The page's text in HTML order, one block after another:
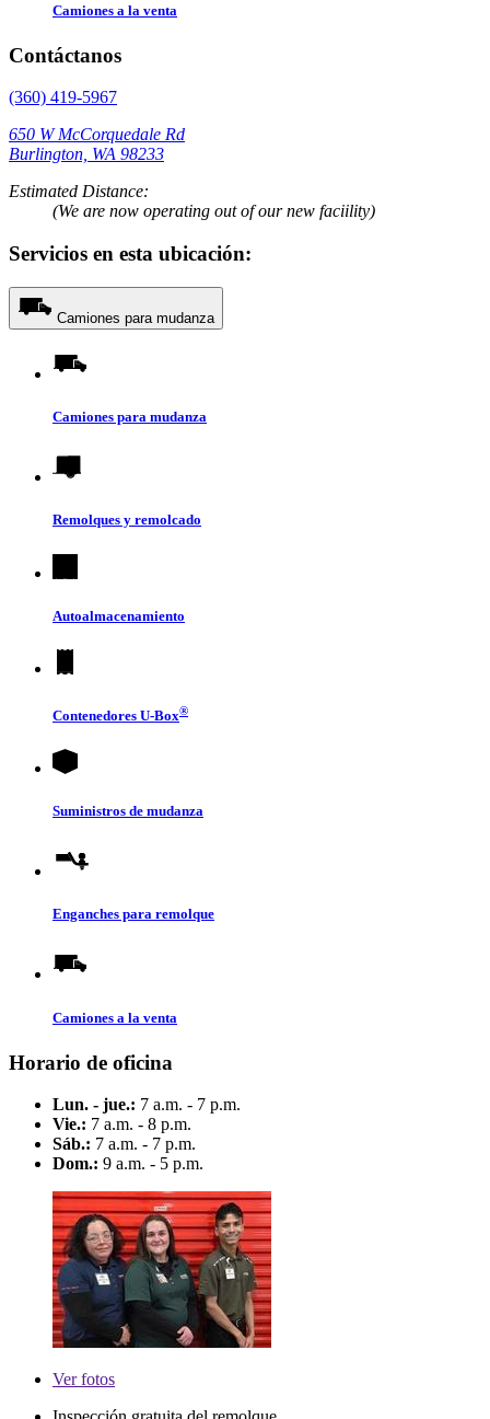
Camiones a la venta
Contáctanos
(360) 419-5967
650 W McCorquedale Rd
Burlington, WA 98233
Estimated Distance:
(We are now operating out of our new faciility)
Servicios en esta ubicación:
Camiones para mudanza
Camiones para mudanza
Remolques y remolcado
Autoalmacenamiento
Contenedores U-Box®
Suministros de mudanza
Enganches para remolque
Camiones a la venta
Horario de oficina
Lun. - jue.: 7 a.m. - 7 p.m.
Vie.: 7 a.m. - 8 p.m.
Sáb.: 7 a.m. - 7 p.m.
Dom.: 9 a.m. - 5 p.m.
Verfotos